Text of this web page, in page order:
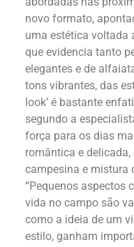
novo formato,
uma estética voltada
que evidencia tanto
elegantes e de
tons vibrantes, das
look’ é bastante
segundo a
força para os dias
romântica e
campesina e mistura
“Pequenos aspectos
vida no campo são
como a ideia de um
estilo, ganham